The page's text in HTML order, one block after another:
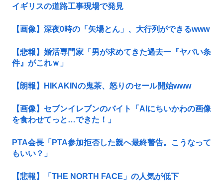
イギリスの道路工事現場で発見
【画像】深夜0時の「矢場とん」、大行列ができるwww
【悲報】婚活専門家「男が求めてきた過去一『ヤバい条
件』がこれｗ」
【朗報】HIKAKINの鬼茶、怒りのセール開始www
【画像】セブンイレブンのバイト「AIにちいかわの画像
を食わせてっと…できた！」
PTA会長「PTA参加拒否した親へ最終警告。こうなって
もいい？」
【悲報】「THE NORTH FACE」の人気が低下